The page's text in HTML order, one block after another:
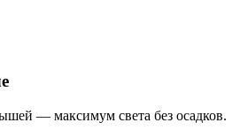
— максимум света без осадков.